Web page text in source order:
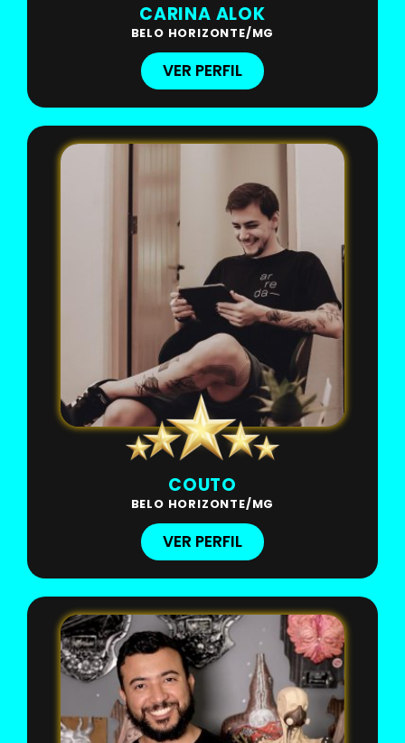
CARINA ALOK
BELO HORIZONTE/MG
VER PERFIL
COUTO
BELO HORIZONTE/MG
VER PERFIL